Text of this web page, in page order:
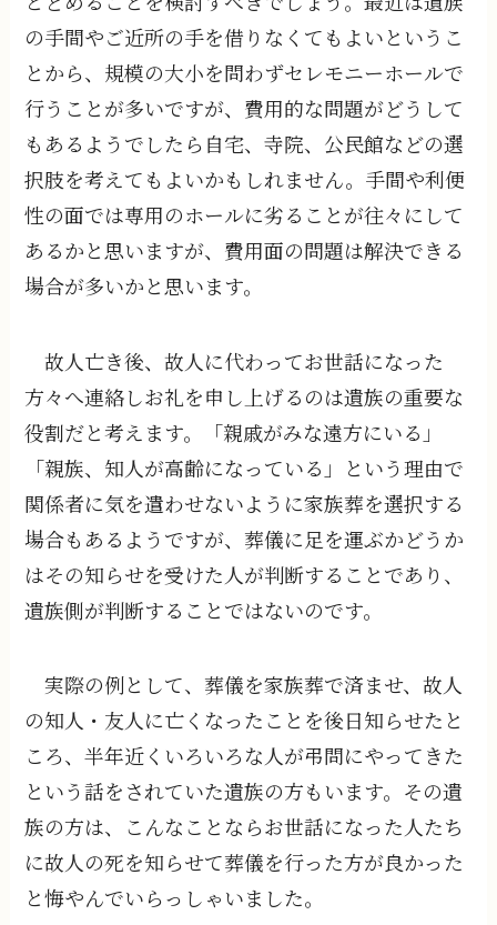
の手間やご近所の手を借りなくてもよいというこ
とから、規模の大小を問わずセレモニーホールで
行うことが多いですが、費用的な問題がどうして
もあるようでしたら自宅、寺院、公民館などの選
択肢を考えてもよいかもしれません。手間や利便
性の面では専用のホールに劣ることが往々にして
あるかと思いますが、費用面の問題は解決できる
場合が多いかと思います。
故人亡き後、故人に代わってお世話になった
方々へ連絡しお礼を申し上げるのは遺族の重要な
役割だと考えます。「親戚がみな遠方にいる」
「親族、知人が高齢になっている」という理由で
関係者に気を遣わせないように家族葬を選択する
場合もあるようですが、葬儀に足を運ぶかどうか
はその知らせを受けた人が判断することであり、
遺族側が判断することではないのです。
実際の例として、葬儀を家族葬で済ませ、故人
の知人・友人に亡くなったことを後日知らせたと
ころ、半年近くいろいろな人が弔問にやってきた
という話をされていた遺族の方もいます。その遺
族の方は、こんなことならお世話になった人たち
に故人の死を知らせて葬儀を行った方が良かった
と悔やんでいらっしゃいました。